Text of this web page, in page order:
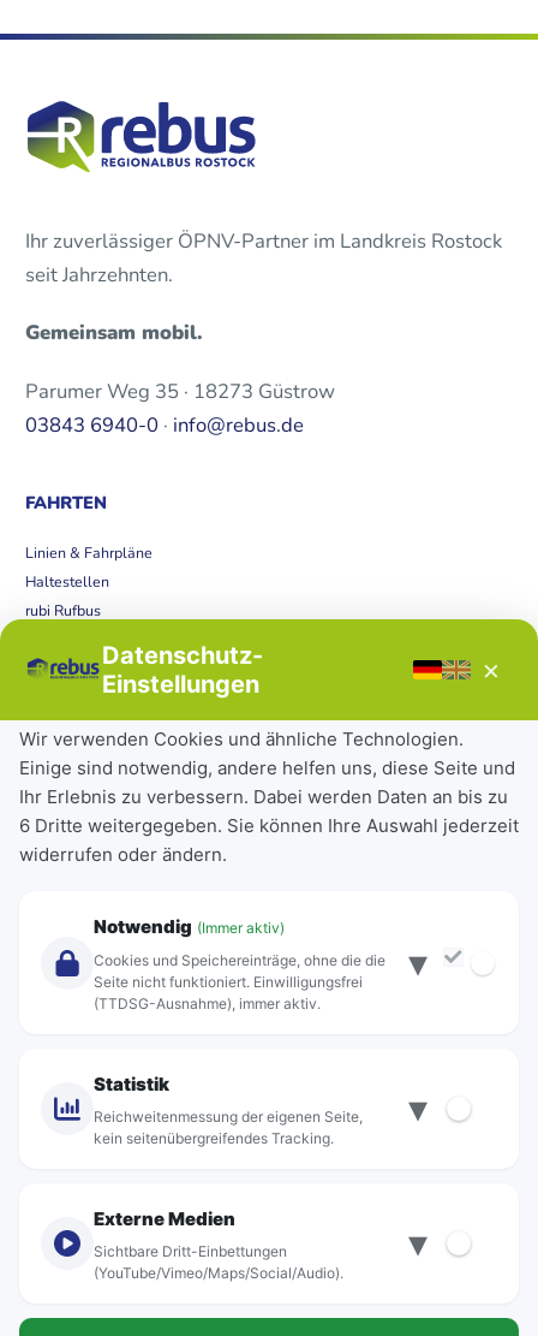
Ihr zuverlässiger ÖPNV-Partner im Landkreis Rostock
seit Jahrzehnten.
Gemeinsam mobil.
Parumer Weg 35 · 18273 Güstrow
03843 6940-0 · info@rebus.de
FAHRTEN
Linien & Fahrpläne
Haltestellen
rubi Rufbus
Störungen
Tickets & Tarife
Deutschlandticket
Schülerkarte
Einzeltickets
Abonnements
Über Rebus
Standorte
© rebus Regionalbus Rostock GmbH
Datenschutz-
Einstellungen
×
Wir verwenden Cookies und ähnliche Technologien.
Einige sind notwendig, andere helfen uns, diese Seite und
Ihr Erlebnis zu verbessern. Dabei werden Daten an bis zu
6 Dritte weitergegeben. Sie können Ihre Auswahl jederzeit
widerrufen oder ändern.
Notwendig (Immer aktiv)
Cookies und Speichereinträge, ohne die die
Seite nicht funktioniert. Einwilligungsfrei
(TTDSG-Ausnahme), immer aktiv.
▾
Statistik
Reichweitenmessung der eigenen Seite,
kein seitenübergreifendes Tracking.
▾
Externe Medien
Sichtbare Dritt-Einbettungen
(YouTube/Vimeo/Maps/Social/Audio).
▾